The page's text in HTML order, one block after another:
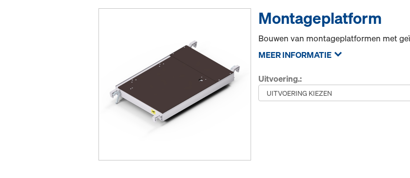
Montageplatform
Bouwen van montageplatformen met
MEER INFORMATIE
Uitvoering.: